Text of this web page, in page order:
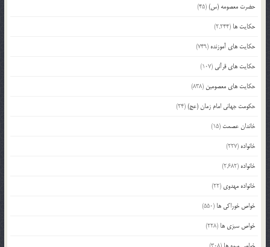
حضرت معصومه (س)(45)
حکایت ها (2,244)
حکایت های آموزنده (749)
حکایت های قرآنی (107)
حکایت های معصومین (838)
حکومت جهانی امام زمان (عج)(24)
خاندان عصمت (15)
خانواده (227)
خانواده (2,682)
خانواده مهدوی (22)
خواص خوراکی ها (550)
خواص سبزی ها (228)